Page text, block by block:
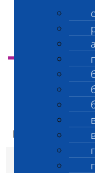
Инструкция
лабораторию
Код
Общий